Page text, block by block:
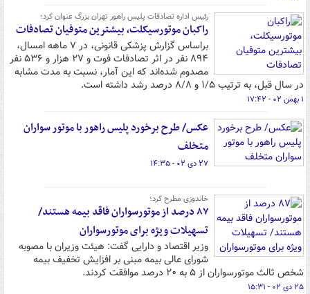
رئیس اداره تصادفات پلیس راهور تهران بزرگ عنوان کرد؛
راکبان موتورسیکلت، بیشترین متوفیان تصادفات
براساس گزارش پزشکی قانونی، در ۷ ماهه امسال،
۸۹۴ نفر در اثر تصادفات فوت و ۲۷ هزار و ۵۳۶ نفر
مصدوم شده‌اند که این آمار، نسبت به مدت مشابه
در سال قبل، به ترتیب ۱/۵ و ۸/۸ درصد رشد داشته است.
۱ بهمن ۰۲ - ۱۷:۴۲
عکس/ طرح برخورد پلیس راهور با موتور سواران
متخلف
۲۷ دی ۰۲ - ۱۴:۳۵
خاندوزی مطرح کرد؛
۸۷ درصد از موتورسواران فاقد بیمه هستند/
تسهیلات ویژه برای موتورسواران
وزیر اقتصاد و دارایی گفت: هیئت وزیران با مصوبه
شورای عالی بیمه مبنی بر افزایش تخفیف بیمه
شخص ثالث موتورسواران از ۵ به ۲۰ درصد موافقت کردند.
۲۵ دی ۰۲ - ۱۵:۳۱